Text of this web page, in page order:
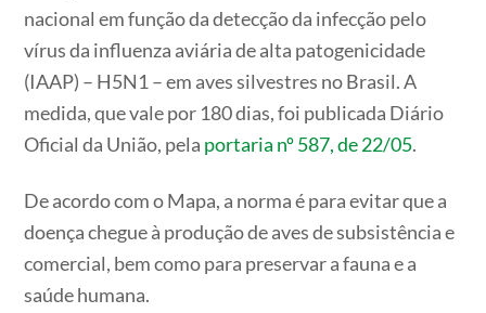
nacional em função da detecção da infecção pelo
vírus da influenza aviária de alta patogenicidade
(IAAP) – H5N1 – em aves silvestres no Brasil. A
medida, que vale por 180 dias, foi publicada Diário
Oficial da União, pela portaria nº 587, de 22/05.
De acordo com o Mapa, a norma é para evitar que a
doença chegue à produção de aves de subsistência e
comercial, bem como para preservar a fauna e a
saúde humana.